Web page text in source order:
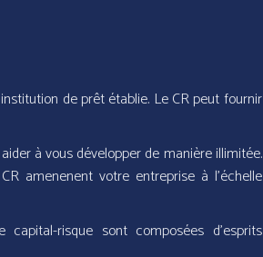
de prêt établie. Le CR peut fournir
à vous développer de manière illimitée.
amenenent votre entreprise à l’échelle
risque sont composées d’esprits